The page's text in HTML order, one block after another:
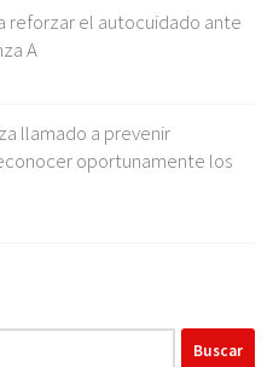
reforzar el autocuidado ante
A
llamado a prevenir
oportunamente los